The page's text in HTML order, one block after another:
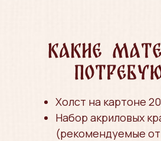
Холст на картоне
Набор акриловых
(рекомендуемые